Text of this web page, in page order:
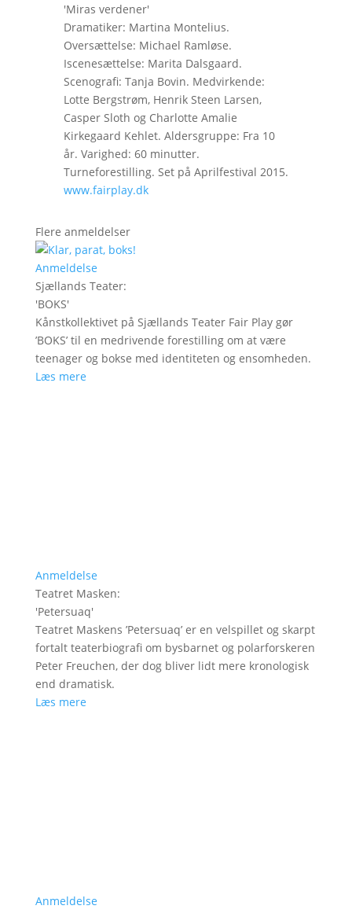
'Miras verdener'
Dramatiker: Martina Montelius.
Oversættelse: Michael Ramløse.
Iscenesættelse: Marita Dalsgaard.
Scenografi: Tanja Bovin. Medvirkende:
Lotte Bergstrøm, Henrik Steen Larsen,
Casper Sloth og Charlotte Amalie
Kirkegaard Kehlet. Aldersgruppe: Fra 10
år. Varighed: 60 minutter.
Turneforestilling. Set på Aprilfestival 2015.
www.fairplay.dk
Flere anmeldelser
Anmeldelse
Sjællands Teater:
'BOKS'
Kånstkollektivet på Sjællands Teater Fair Play gør
’BOKS’ til en medrivende forestilling om at være
teenager og bokse med identiteten og ensomheden.
Læs mere
Anmeldelse
Teatret Masken:
'Petersuaq'
Teatret Maskens ’Petersuaq’ er en velspillet og skarpt
fortalt teaterbiografi om bysbarnet og polarforskeren
Peter Freuchen, der dog bliver lidt mere kronologisk
end dramatisk.
Læs mere
Anmeldelse